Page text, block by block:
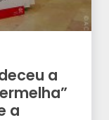
a
a